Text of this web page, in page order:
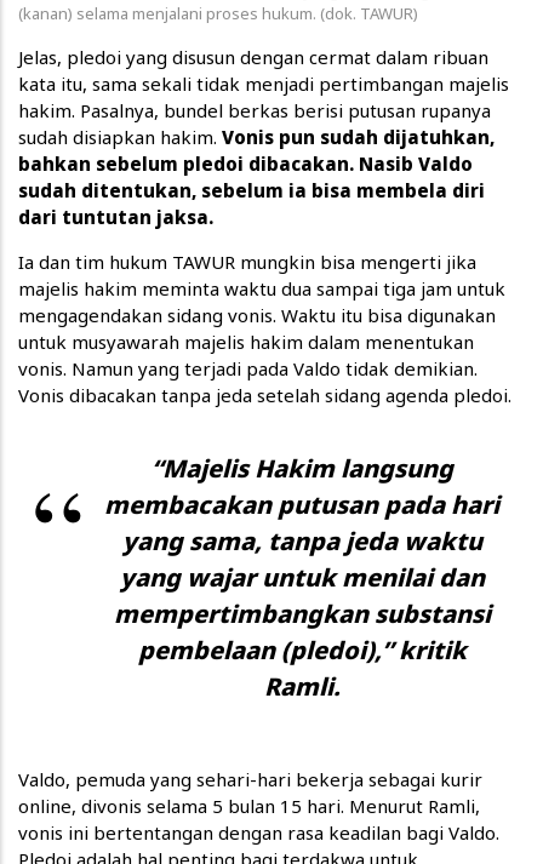
(kanan) selama menjalani proses hukum. (dok. TAWUR)
Jelas, pledoi yang disusun dengan cermat dalam ribuan
kata itu, sama sekali tidak menjadi pertimbangan majelis
hakim. Pasalnya, bundel berkas berisi putusan rupanya
sudah disiapkan hakim. Vonis pun sudah dijatuhkan,
bahkan sebelum pledoi dibacakan. Nasib Valdo
sudah ditentukan, sebelum ia bisa membela diri
dari tuntutan jaksa.
Ia dan tim hukum TAWUR mungkin bisa mengerti jika
majelis hakim meminta waktu dua sampai tiga jam untuk
mengagendakan sidang vonis. Waktu itu bisa digunakan
untuk musyawarah majelis hakim dalam menentukan
vonis. Namun yang terjadi pada Valdo tidak demikian.
Vonis dibacakan tanpa jeda setelah sidang agenda pledoi.
“Majelis Hakim langsung
membacakan putusan pada hari
yang sama, tanpa jeda waktu
yang wajar untuk menilai dan
mempertimbangkan substansi
pembelaan (pledoi),” kritik
Ramli.
Valdo, pemuda yang sehari-hari bekerja sebagai kurir
online, divonis selama 5 bulan 15 hari. Menurut Ramli,
vonis ini bertentangan dengan rasa keadilan bagi Valdo.
Pledoi adalah hal penting bagi terdakwa untuk